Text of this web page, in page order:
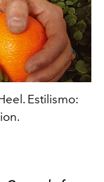
Estilismo: